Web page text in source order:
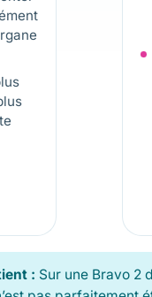
: Sur une Bravo 2